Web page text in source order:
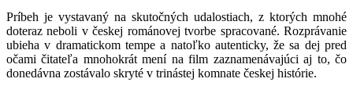
Príbeh je vystavaný na skutočných udalostiach, z ktorých mnohé
doteraz neboli v českej románovej tvorbe spracované. Rozprávanie
ubieha v dramatickom tempe a natoľko autenticky, že sa dej pred
očami čitateľa mnohokrát mení na film zaznamenávajúci aj to, čo
donedávna zostávalo skryté v trinástej komnate českej histórie.